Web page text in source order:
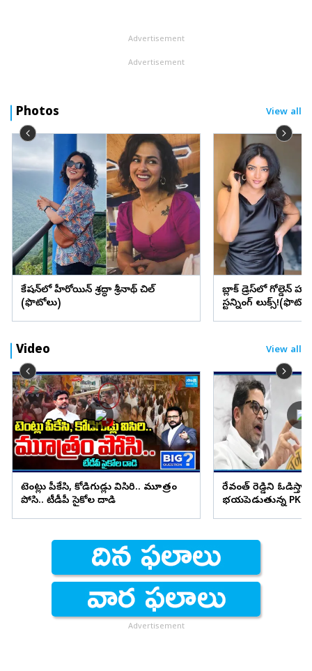
Advertisement
Advertisement
Photos View all
వెకేషన్‌లో హీరోయిన్ శ్రద్ధా శ్రీనాథ్ చిల్
(ఫొటోలు)
బ్లాక్ డ్రెస్‌లో గోల్డెన్
స్టన్నింగ్
Video View all
టెంట్లు పీకేసి, కోడిగుడ్లు విసిరి.. మూత్రం
పోసి.. టీడీపీ సైకోల దాడి
రేవంత్ రెడ్డిని ఓడిస్తా..
భయపెడుతున్న PK
Advertisement